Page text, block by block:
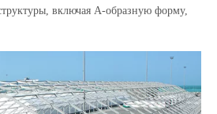
включая A-образную форму,